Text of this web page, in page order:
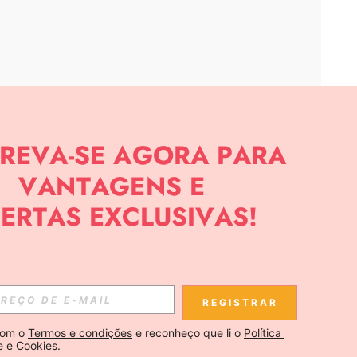
APP
SOBRE SHEIN.
REGISTRAR
o Termos e condições e reconheço que li o Política
e Cookies.